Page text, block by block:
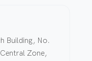
Building, No.
Zone,